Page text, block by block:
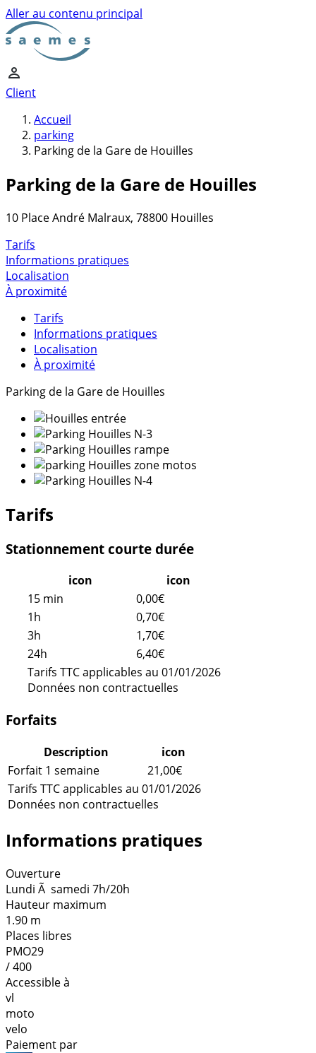
Aller au contenu principal
Client
Accueil
parking
Parking de la Gare de Houilles
Parking de la Gare de Houilles
10 Place André Malraux, 78800 Houilles
Tarifs
Informations pratiques
Localisation
À proximité
Tarifs
Informations pratiques
Localisation
À proximité
Parking de la Gare de Houilles
Tarifs
Stationnement courte durée
icon
icon
15 min
0,00€
1h
0,70€
3h
1,70€
24h
6,40€
Tarifs TTC applicables au 01/01/2026
Données non contractuelles
Forfaits
Description
icon
Forfait 1 semaine
21,00€
Tarifs TTC applicables au 01/01/2026
Données non contractuelles
Informations pratiques
Ouverture
Lundi Ã samedi 7h/20h
Hauteur maximum
1.90 m
Places libres
PMO29
/ 400
Accessible à
vl
moto
velo
Paiement par